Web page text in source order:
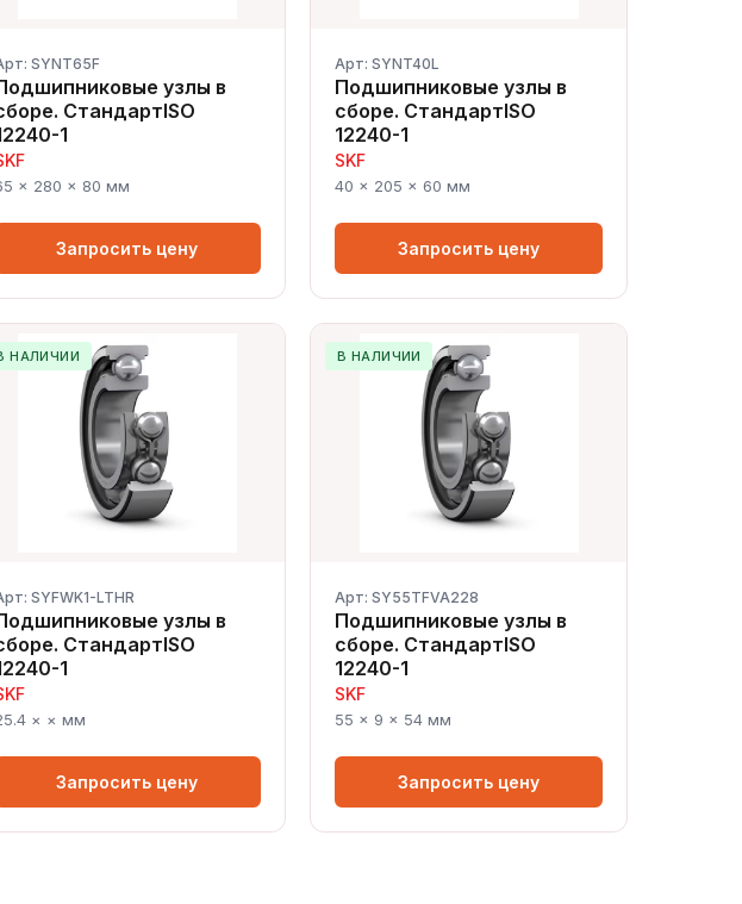
SYNT65F
узлы в
СтандартISO
1
× 280 × 80 мм
Запросить цену
Арт: SYNT40L
Подшипниковые узлы в
сборе. СтандартISO
12240-1
SKF
40 × 205 × 60 мм
Запросить цену
НАЛИЧИИ
SYFWK1-LTHR
узлы в
СтандартISO
1
× × мм
Запросить цену
В НАЛИЧИИ
Арт: SY55TFVA228
Подшипниковые узлы в
сборе. СтандартISO
12240-1
SKF
55 × 9 × 54 мм
Запросить цену